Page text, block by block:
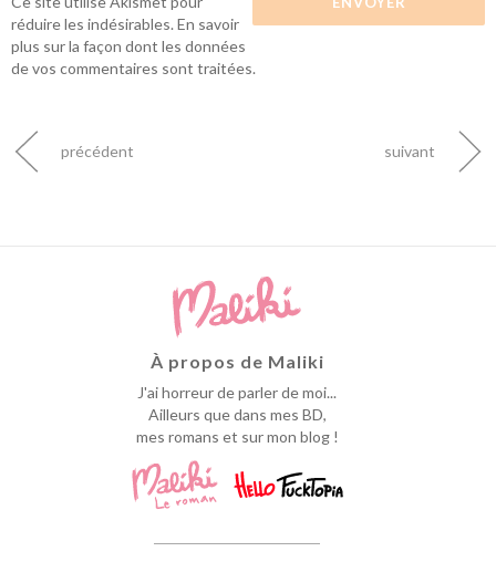
réduire les indésirables. En savoir
plus sur la façon dont les données
de vos commentaires sont traitées.
précédent suivant
À propos de Maliki
J'ai horreur de parler de moi...
Ailleurs que dans mes BD,
mes romans et sur mon blog !